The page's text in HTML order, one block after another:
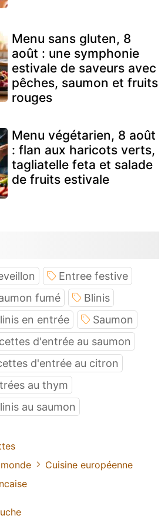
Menu sans gluten, 8
août : une symphonie
estivale de saveurs avec
pêches, saumon et fruits
rouges
Menu végétarien, 8 août
: flan aux haricots verts,
tagliatelle feta et salade
de fruits estivale
Entree festive
fumé
Blinis
en entrée
Saumon
d'entrée au saumon
d'entrée au citron
au thym
au saumon
Cuisine européenne